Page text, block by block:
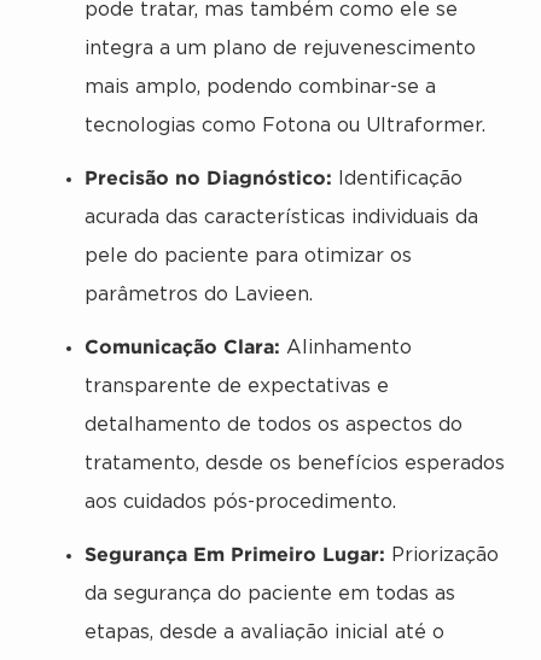
pode tratar, mas também como ele se
integra a um plano de rejuvenescimento
mais amplo, podendo combinar-se a
tecnologias como Fotona ou Ultraformer.
Precisão no Diagnóstico: Identificação
acurada das características individuais da
pele do paciente para otimizar os
parâmetros do Lavieen.
Comunicação Clara: Alinhamento
transparente de expectativas e
detalhamento de todos os aspectos do
tratamento, desde os benefícios esperados
aos cuidados pós-procedimento.
Segurança Em Primeiro Lugar: Priorização
da segurança do paciente em todas as
etapas, desde a avaliação inicial até o